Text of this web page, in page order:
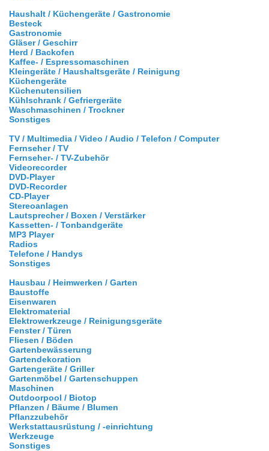
Haushalt / Küchengeräte / Gastronomie
Besteck
Gastronomie
Gläser / Geschirr
Herd / Backofen
Kaffee- / Espressomaschinen
Kleingeräte / Haushaltsgeräte / Reinigung
Küchengeräte
Küchenutensilien
Kühlschrank / Gefriergeräte
Waschmaschinen / Trockner
Sonstiges
TV / Multimedia / Video / Audio / Telefon / Computer
Fernseher / TV
Fernseher- / TV-Zubehör
Videorecorder
DVD-Player
DVD-Recorder
CD-Player
Stereoanlagen
Lautsprecher / Boxen / Verstärker
Kassetten- / Tonbandgeräte
MP3 Player
Radios
Telefone / Handys
Sonstiges
Hausbau / Heimwerken / Garten
Baustoffe
Eisenwaren
Elektromaterial
Elektrowerkzeuge / Reinigungsgeräte
Fenster / Türen
Fliesen / Böden
Gartenbewässerung
Gartendekoration
Gartengeräte / Griller
Gartenmöbel / Gartenschuppen
Maschinen
Outdoorpool / Biotop
Pflanzen / Bäume / Blumen
Pflanzzubehör
Werkstattausrüstung / -einrichtung
Werkzeuge
Sonstiges